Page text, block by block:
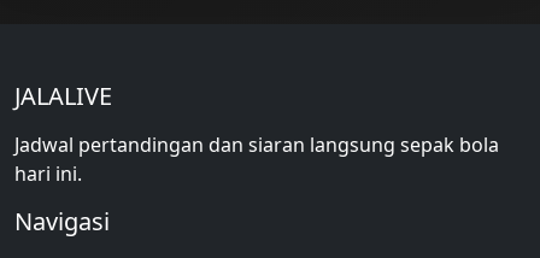
JALALIVE
Jadwal pertandingan dan siaran langsung sepak bola
hari ini.
Navigasi